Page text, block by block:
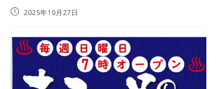
2025年10月27日